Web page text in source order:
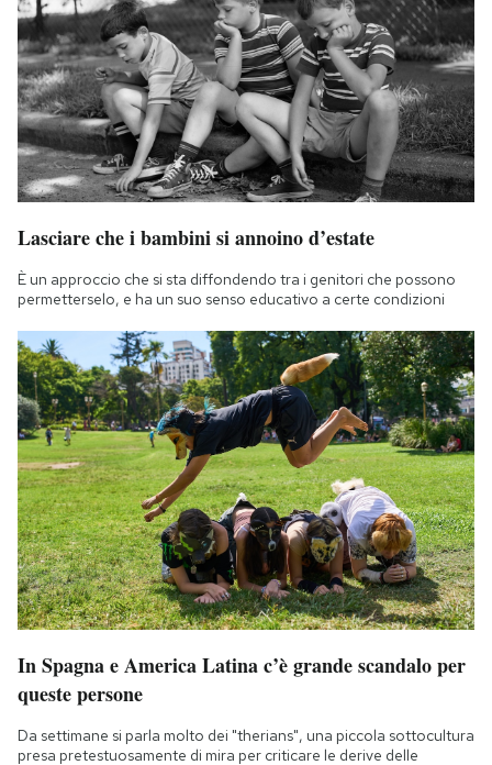
Lasciare che i bambini si annoino d’estate
È un approccio che si sta diffondendo tra i genitori che possono
permetterselo, e ha un suo senso educativo a certe condizioni
In Spagna e America Latina c’è grande scandalo per
queste persone
Da settimane si parla molto dei "therians", una piccola sottocultura
presa pretestuosamente di mira per criticare le derive delle